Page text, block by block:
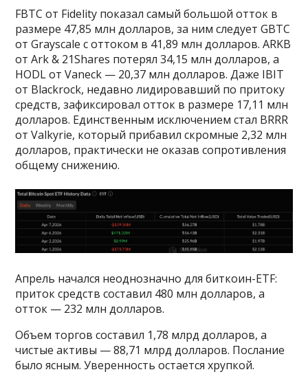
FBTC от Fidelity показал самый большой отток в
размере 47,85 млн долларов, за ним следует GBTC
от Grayscale с оттоком в 41,89 млн долларов. ARKB
от Ark & 21Shares потерял 34,15 млн долларов, а
HODL от Vaneck — 20,37 млн долларов. Даже IBIT
от Blackrock, недавно лидировавший по притоку
средств, зафиксировал отток в размере 17,11 млн
долларов. Единственным исключением стал BRRR
от Valkyrie, который прибавил скромные 2,32 млн
долларов, практически не оказав сопротивления
общему снижению.
Апрель начался неоднозначно для биткоин-ETF:
приток средств составил 480 млн долларов, а
отток — 232 млн долларов.
Объем торгов составил 1,78 млрд долларов, а
чистые активы — 88,71 млрд долларов. Послание
было ясным. Уверенность остается хрупкой.